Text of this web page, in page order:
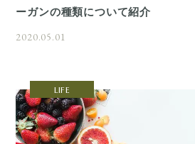
ーガンの種類について紹介
2020.05.01
LIFE